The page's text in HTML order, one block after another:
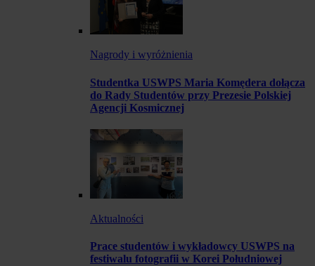
Nagrody i wyróżnienia
Studentka USWPS Maria Komędera dołącza
do Rady Studentów przy Prezesie Polskiej
Agencji Kosmicznej
Aktualności
Prace studentów i wykładowcy USWPS na
festiwalu fotografii w Korei Południowej